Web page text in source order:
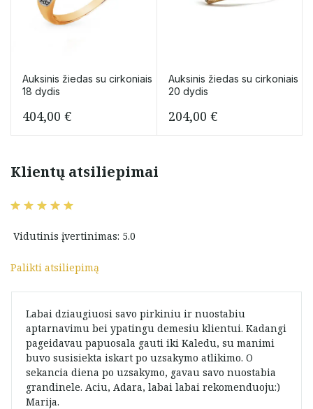
Auksinis žiedas su cirkoniais
18 dydis
404,00 €
Auksinis žiedas su cirkoniais
20 dydis
204,00 €
Klientų atsiliepimai
Vidutinis įvertinimas: 5.0
Palikti atsiliepimą
Labai dziaugiuosi savo pirkiniu ir nuostabiu
aptarnavimu bei ypatingu demesiu klientui. Kadangi
pageidavau papuosala gauti iki Kaledu, su manimi
buvo susisiekta iskart po uzsakymo atlikimo. O
sekancia diena po uzsakymo, gavau savo nuostabia
grandinele. Aciu, Adara, labai labai rekomenduoju:)
Marija.